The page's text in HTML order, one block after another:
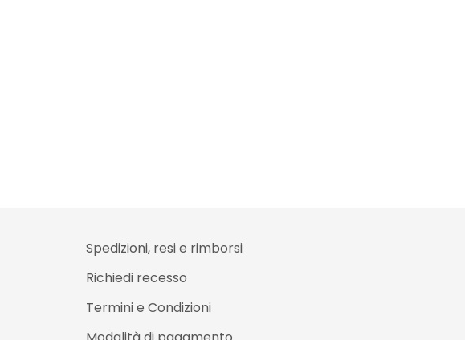
Spedizioni, resi e rimborsi
Richiedi recesso
Termini e Condizioni